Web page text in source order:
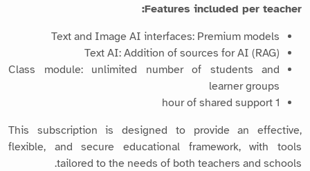
Features included per teacher:
Text and Image AI interfaces: Premium models
Text AI: Addition of sources for AI (RAG)
Class module: unlimited number of students and
learner groups
1 hour of shared support
This subscription is designed to provide an effective,
flexible, and secure educational framework, with tools
tailored to the needs of both teachers and schools.